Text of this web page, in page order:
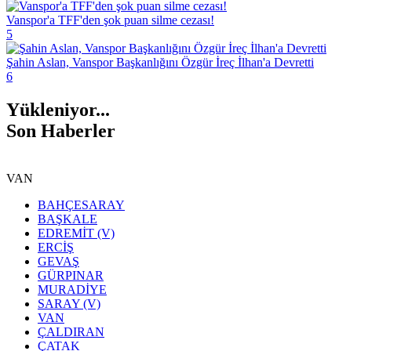
Vanspor'a TFF'den şok puan silme cezası!
5
Şahin Aslan, Vanspor Başkanlığını Özgür İreç İlhan'a Devretti
6
Yükleniyor...
Son Haberler
VAN
BAHÇESARAY
BAŞKALE
EDREMİT (V)
ERCİŞ
GEVAŞ
GÜRPINAR
MURADİYE
SARAY (V)
VAN
ÇALDIRAN
ÇATAK